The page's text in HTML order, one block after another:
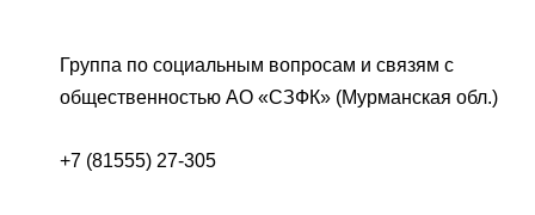
Группа по социальным вопросам и связям с
общественностью АО «СЗФК» (Мурманская обл.)
+7 (81555) 27-305